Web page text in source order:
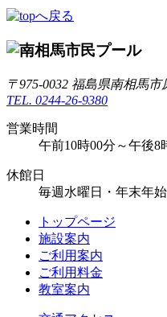
〒975-0032 福島県南相馬
TEL. 0244-26-9380
営業時間
午前10時00分～午後8
休館日
毎週水曜日・年末年
トップページ
施設案内
ご利用案内
ご利用料金
教室案内